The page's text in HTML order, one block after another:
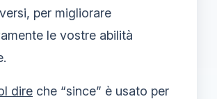
per migliorare
le vostre abilità
dire che “since” è usato per